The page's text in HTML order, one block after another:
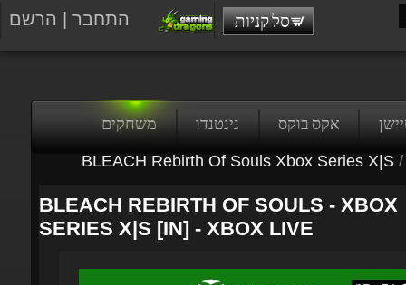
התחבר הרשם סל קניות
אקס בוקס נינטנדו משחקים
/
BLEACH Rebirth Of Souls Xbox Series X|S
BLEACH REBIRTH OF SOULS - XBOX
SERIES X|S [IN] - XBOX LIVE